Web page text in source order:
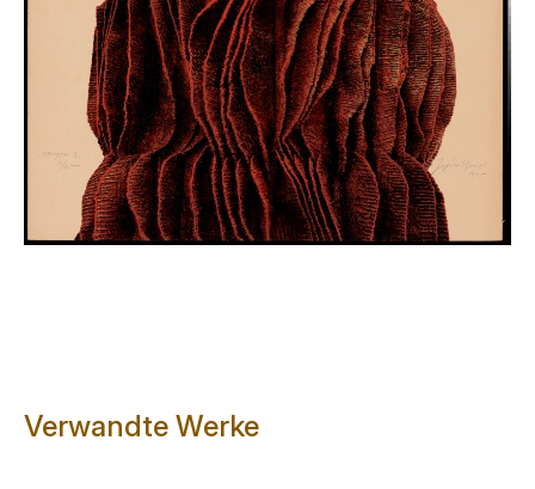
Verwandte Werke